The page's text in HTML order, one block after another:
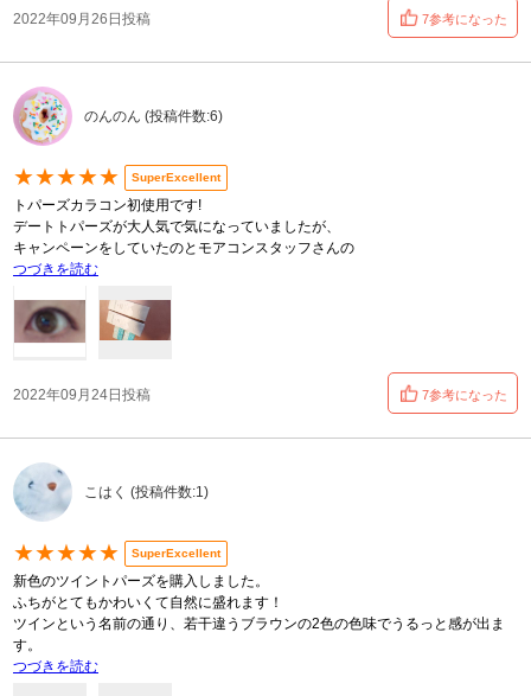
2022年09月26日投稿 7参考になった
のんのん (投稿件数:6)
★★★★★ SuperExcellent
トパーズカラコン初使用です!
デートトパーズが大人気で気になっていましたが、
キャンペーンをしていたのとモアコンスタッフさんの
つづきを読む
2022年09月24日投稿 7参考になった
こはく (投稿件数:1)
★★★★★ SuperExcellent
新色のツイントパーズを購入しました。
ふちがとてもかわいくて自然に盛れます！
ツインという名前の通り、若干違うブラウンの2色の色味でうるっと感が出ま
す。
つづきを読む